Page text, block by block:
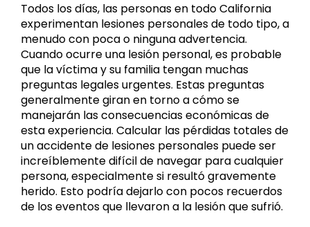
Todos los días, las personas en todo California
experimentan lesiones personales de todo tipo, a
menudo con poca o ninguna advertencia.
Cuando ocurre una lesión personal, es probable
que la víctima y su familia tengan muchas
preguntas legales urgentes. Estas preguntas
generalmente giran en torno a cómo se
manejarán las consecuencias económicas de
esta experiencia. Calcular las pérdidas totales de
un accidente de lesiones personales puede ser
increíblemente difícil de navegar para cualquier
persona, especialmente si resultó gravemente
herido. Esto podría dejarlo con pocos recuerdos
de los eventos que llevaron a la lesión que sufrió.